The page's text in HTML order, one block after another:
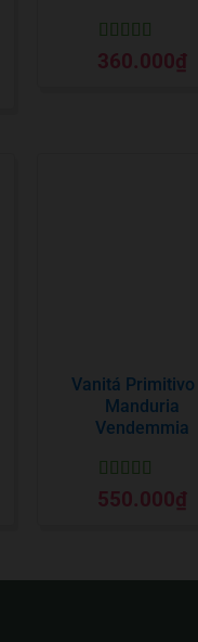
Được xếp
hạng55 sao
360.000₫
Vanitá Primitivo
Manduria
Vendemmia
Được xếp
hạng55 sao
550.000₫